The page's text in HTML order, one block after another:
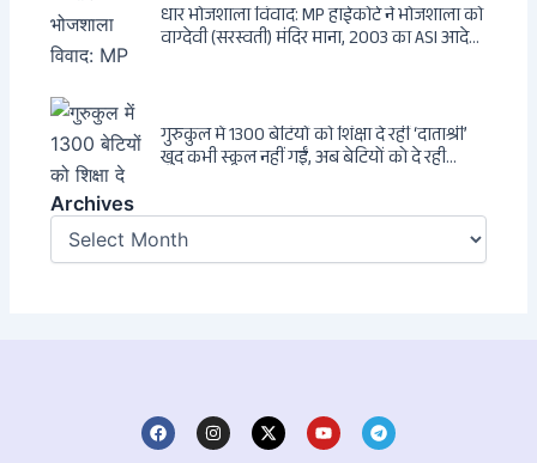
धार भोजशाला विवाद: MP हाईकोर्ट ने भोजशाला को
वाग्देवी (सरस्वती) मंदिर माना, 2003 का ASI आदेश
गुरुकुल में 1300 बेटियों को शिक्षा दे रहीं ‘दाताश्री’
खुद कभी स्कूल नहीं गईं, अब बेटियों को दे रही
Archives
Archives
F
a
c
I
n
s
X
-
t
Y
o
u
T
e
l